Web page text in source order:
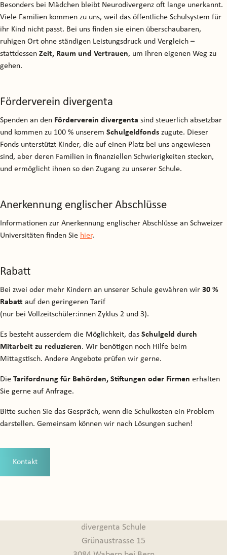
Besonders bei Mädchen bleibt Neurodivergenz oft lange unerkannt.
Viele Familien kommen zu uns, weil das öffentliche Schulsystem für
ihr Kind nicht passt. Bei uns finden sie einen überschaubaren,
ruhigen Ort ohne ständigen Leistungsdruck und Vergleich –
stattdessen Zeit, Raum und Vertrauen, um ihren eigenen Weg zu
gehen.
Förderverein divergenta
Spenden an den Förderverein divergenta sind steuerlich absetzbar
und kommen zu 100 % unserem Schulgeldfonds zugute. Dieser
Fonds unterstützt Kinder, die auf einen Platz bei uns angewiesen
sind, aber deren Familien in finanziellen Schwierigkeiten stecken,
und ermöglicht ihnen so den Zugang zu unserer Schule.
Anerkennung englischer Abschlüsse
Informationen zur Anerkennung englischer Abschlüsse an Schweizer
Universitäten finden Sie hier.
Rabatt
Bei zwei oder mehr Kindern an unserer Schule gewähren wir 30 %
Rabatt auf den geringeren Tarif
(nur bei Vollzeitschüler:innen Zyklus 2 und 3).
Es besteht ausserdem die Möglichkeit, das Schulgeld durch
Mitarbeit zu reduzieren. Wir benötigen noch Hilfe beim
Mittagstisch. Andere Angebote prüfen wir gerne.
Die Tarifordnung für Behörden, Stiftungen oder Firmen erhalten
Sie gerne auf Anfrage.
Bitte suchen Sie das Gespräch, wenn die Schulkosten ein Problem
darstellen. Gemeinsam können wir nach Lösungen suchen!
Kontakt
divergenta Schule
Grünaustrasse 15